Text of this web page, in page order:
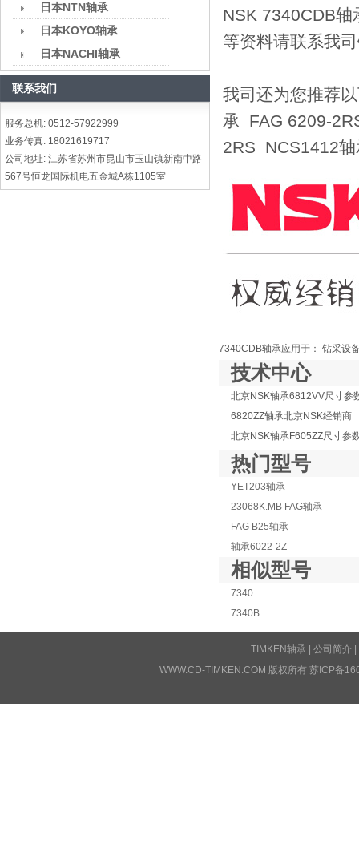
日本NTN轴承
日本KOYO轴承
日本NACHI轴承
联系我们
服务总机: 0512-57922999
业务传真: 18021619717
公司地址: 江苏省苏州市昆山市玉山镇新南中路
567号恒龙国际机电五金城A栋1105室
NSK 7340CDB
等资料请联系我
我司还为您推荐
承 FAG 6209-
2RS NCS1412
7340CDB轴承应用于： 钻采设
技术中心
北京NSK轴承6812VV尺寸参
6820ZZ轴承北京NSK经销商
北京NSK轴承F605ZZ尺寸参
热门型号
YET203轴承
23068K.MB FAG轴承
FAG B25轴承
轴承6022-2Z
相似型号
7340
7340B
TIMKEN轴承 公司简介
WWW.CD-TIMKEN.COM 版权所有 苏ICP备